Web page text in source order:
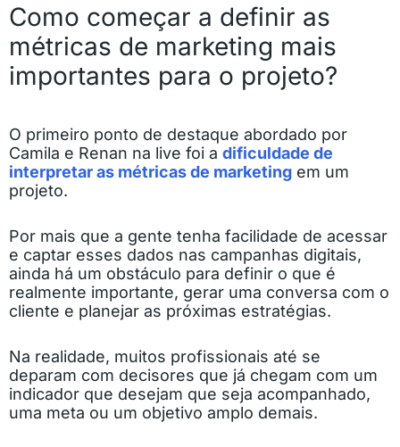
Como começar a definir as
métricas de marketing mais
importantes para o projeto?
O primeiro ponto de destaque abordado por
Camila e Renan na live foi a dificuldade de
interpretar as métricas de marketing em um
projeto.
Por mais que a gente tenha facilidade de acessar
e captar esses dados nas campanhas digitais,
ainda há um obstáculo para definir o que é
realmente importante, gerar uma conversa com o
cliente e planejar as próximas estratégias.
Na realidade, muitos profissionais até se
deparam com decisores que já chegam com um
indicador que desejam que seja acompanhado,
uma meta ou um objetivo amplo demais.